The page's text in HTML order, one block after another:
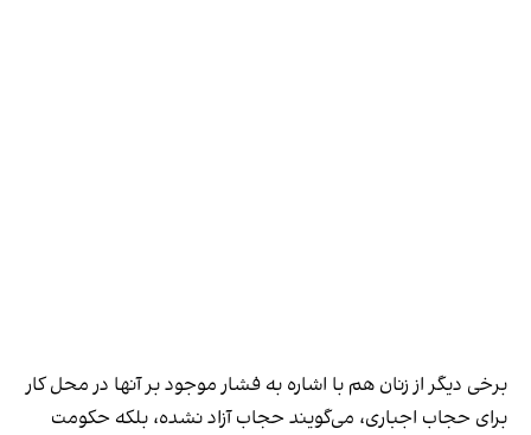
برخی دیگر از زنان هم با اشاره به فشار موجود بر آنها در محل کار
برای حجاب اجباری، می‌گویند حجاب آزاد نشده، بلکه حکومت